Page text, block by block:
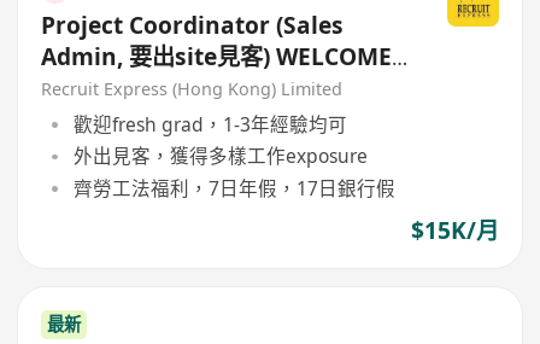
Project Coordinator (Sales
Admin, 要出site見客) WELCOME
IANG visa holder
Recruit Express (Hong Kong) Limited
歡迎fresh grad，1-3年經驗均可
外出見客，獲得多樣工作exposure
齊勞工法福利，7日年假，17日銀行假
$15K/月
最新